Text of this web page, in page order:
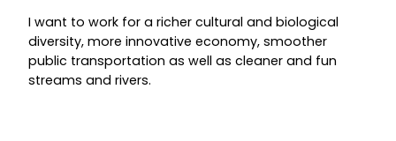
I want to work for a richer cultural and biological
diversity, more innovative economy, smoother
public transportation as well as cleaner and fun
streams and rivers.